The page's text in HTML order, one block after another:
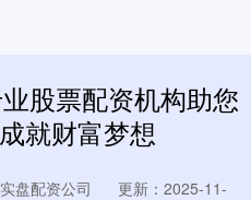
股票配资机构助您
就财富梦想
盘配资公司
更新：2025-11-